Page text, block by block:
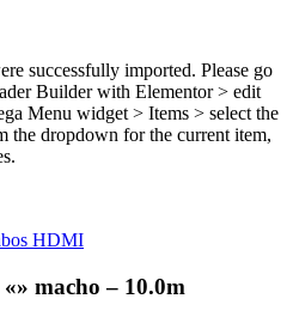
successfully imported. Please go
Builder with Elementor > edit
Menu widget > Items > select the
the dropdown for the current item,
HDMI
macho – 10.0m